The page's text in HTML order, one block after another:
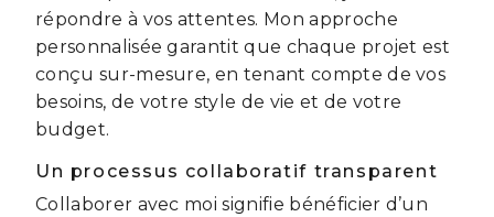
répondre à vos attentes. Mon approche
personnalisée garantit que chaque projet est
conçu sur-mesure, en tenant compte de vos
besoins, de votre style de vie et de votre
budget.
Un processus collaboratif transparent
Collaborer avec moi signifie bénéficier d’un